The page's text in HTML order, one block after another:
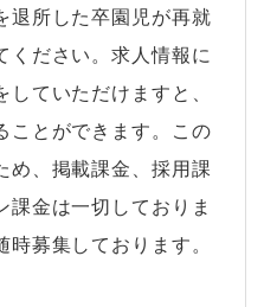
退所した卒園児が再就
ください。求人情報に
ていただけますと、
ことができます。この
め、掲載課金、採用課
金は一切しておりま
募集しております。